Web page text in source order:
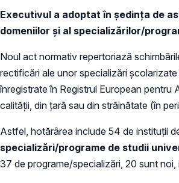
Executivul a adoptat în ședința de
domeniilor și al specializărilor/
Noul act normativ repertoriază
rectificări ale unor specializări
înregistrate în Registrul European pentru
calității, din țară sau din străinătate (în
Astfel, hotărârea include 54 de instituții
specializări/programe de studii
37 de programe/specializări, 20 sunt